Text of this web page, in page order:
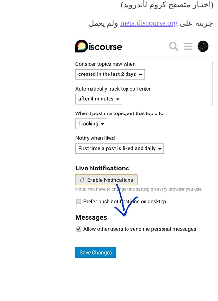
(اختبار متصفح كروم لأندرويد)
جربته على meta.discourse.org ولم يعمل